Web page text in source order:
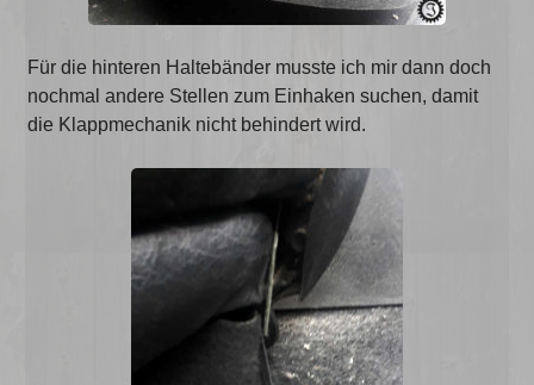
Für die hinteren Haltebänder musste ich mir dann doch
nochmal andere Stellen zum Einhaken suchen, damit
die Klappmechanik nicht behindert wird.